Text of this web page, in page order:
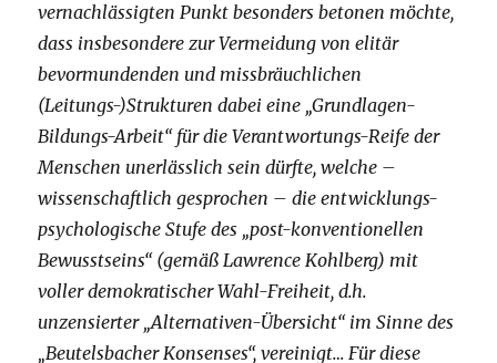
vernachlässigten Punkt besonders betonen möchte,
dass insbesondere zur Vermeidung von elitär
bevormundenden und missbräuchlichen
(Leitungs-)Strukturen dabei eine „Grundlagen-
Bildungs-Arbeit“ für die Verantwortungs-Reife der
Menschen unerlässlich sein dürfte, welche –
wissenschaftlich gesprochen – die entwicklungs-
psychologische Stufe des „post-konventionellen
Bewusstseins“ (gemäß Lawrence Kohlberg) mit
voller demokratischer Wahl-Freiheit, d.h.
unzensierter „Alternativen-Übersicht“ im Sinne des
„Beutelsbacher Konsenses“, vereinigt… Für diese